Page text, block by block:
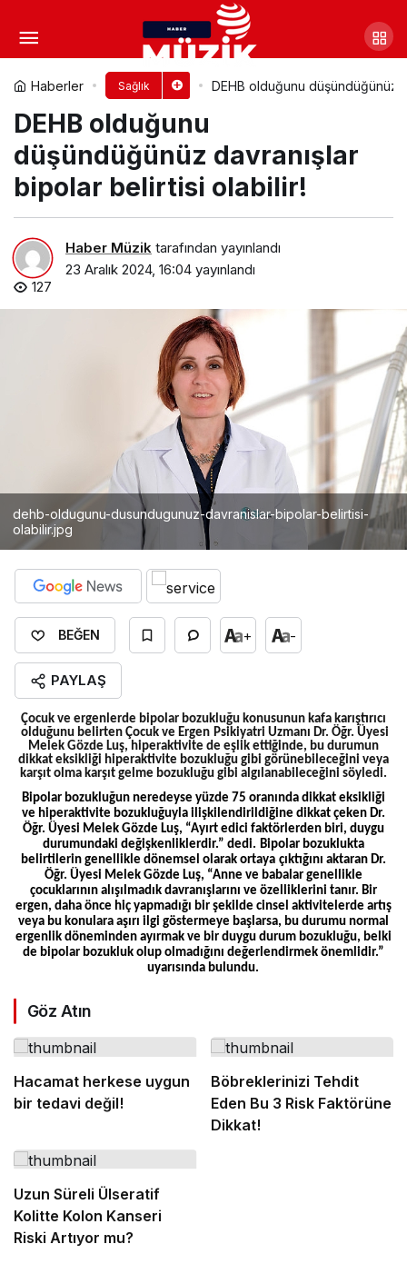
Haberler Sağlık DEHB olduğunu düşündüğünüz
DEHB olduğunu
düşündüğünüz davranışlar
bipolar belirtisi olabilir!
Haber Müzik tarafından yayınlandı
23 Aralık 2024, 16:04 yayınlandı
127
dehb-oldugunu-dusundugunuz-davranislar-bipolar-belirtisi-
olabilir.jpg
BEĞEN + -
PAYLAŞ
Çocuk ve ergenlerde bipolar bozukluğu konusunun kafa karıştırıcı
olduğunu belirten Çocuk ve Ergen Psikiyatri Uzmanı Dr. Öğr. Üyesi
Melek Gözde Luş, hiperaktivite de eşlik ettiğinde, bu durumun
dikkat eksikliği hiperaktivite bozukluğu gibi görünebileceğini veya
karşıt olma karşıt gelme bozukluğu gibi algılanabileceğini söyledi.
Bipolar bozukluğun neredeyse yüzde 75 oranında dikkat eksikliği
ve hiperaktivite bozukluğuyla ilişkilendirildiğine dikkat çeken Dr.
Öğr. Üyesi Melek Gözde Luş, “Ayırt edici faktörlerden biri, duygu
durumundaki değişkenliklerdir.” dedi. Bipolar bozuklukta
belirtilerin genellikle dönemsel olarak ortaya çıktığını aktaran Dr.
Öğr. Üyesi Melek Gözde Luş, “Anne ve babalar genellikle
çocuklarının alışılmadık davranışlarını ve özelliklerini tanır. Bir
ergen, daha önce hiç yapmadığı bir şekilde cinsel aktivitelerde artış
veya bu konulara aşırı ilgi göstermeye başlarsa, bu durumu normal
ergenlik döneminden ayırmak ve bir duygu durum bozukluğu, belki
de bipolar bozukluk olup olmadığını değerlendirmek önemlidir.”
uyarısında bulundu.
Göz Atın
Hacamat herkese uygun
bir tedavi değil!
Böbreklerinizi Tehdit
Eden Bu 3 Risk Faktörüne
Dikkat!
Uzun Süreli Ülseratif
Kolitte Kolon Kanseri
Riski Artıyor mu?
Bebek Sahibi Olmanızı
Zorlaştıran 5 Faktöre Dikkat!
Yorum Yap